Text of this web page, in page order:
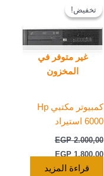
تخفيض!
غير متوفر في
المخزون
تخفيض!
كمبيوتر مكتبي Hp
6000 استيراد
EGP2.000,00
هو:
EGP 2.000,00.
EGP1.800,00
قراءة المزيد